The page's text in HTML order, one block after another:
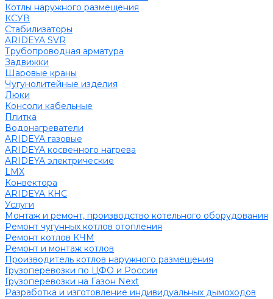
Котлы наружного размещения
КСУВ
Стабилизаторы
ARIDEYA SVR
Трубопроводная арматура
Задвижки
Шаровые краны
Чугунолитейные изделия
Люки
Консоли кабельные
Плитка
Водонагреватели
ARIDEYA газовые
ARIDEYA косвенного нагрева
ARIDEYA электрические
LMX
Конвектора
ARIDEYA КНС
Услуги
Монтаж и ремонт, производство котельного оборудования
Ремонт чугунных котлов отопления
Ремонт котлов КЧМ
Ремонт и монтаж котлов
Производитель котлов наружного размещения
Грузоперевозки по ЦФО и России
Грузоперевозки на Газон Next
Разработка и изготовление индивидуальных дымоходов